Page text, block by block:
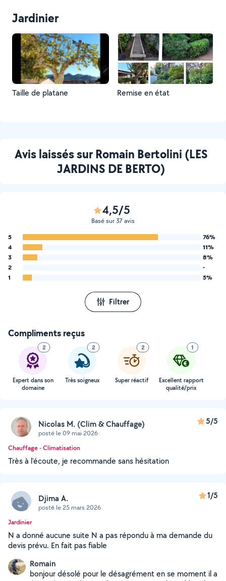
Jardinier
Taille de platane Remise en état
Avis laissés sur Romain Bertolini (LES
JARDINS DE BERTO)
4,5/5
Basé sur 37 avis
5
76%
4
11%
3
8%
2
-
1
5%
Filtrer
Compliments reçus
2
Expert dans son
domaine
2
Très soigneux
2
Super réactif
1
Excellent rapport
qualité/prix
Nicolas M. (Clim & Chauffage)
posté le 09 mai 2026
5/5
Chauffage - Climatisation
Très à l'écoute, je recommande sans hésitation
Djima A.
posté le 25 mars 2026
1/5
Jardinier
N a donné aucune suite N a pas répondu à ma demande du
devis prévu. En fait pas fiable
Romain
bonjour désolé pour le désagrément en se moment il a